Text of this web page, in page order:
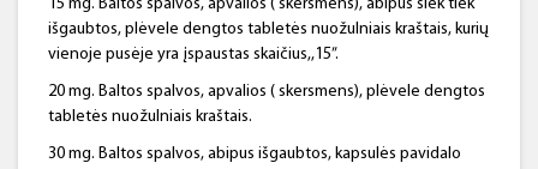
15 mg. Baltos spalvos, apvalios ( skersmens), abipus šiek tiek
išgaubtos, plėvele dengtos tabletės nuožulniais kraštais, kurių
vienoje pusėje yra įspaustas skaičius,,15”.
20 mg. Baltos spalvos, apvalios ( skersmens), plėvele dengtos
tabletės nuožulniais kraštais.
30 mg. Baltos spalvos, abipus išgaubtos, kapsulės pavidalo